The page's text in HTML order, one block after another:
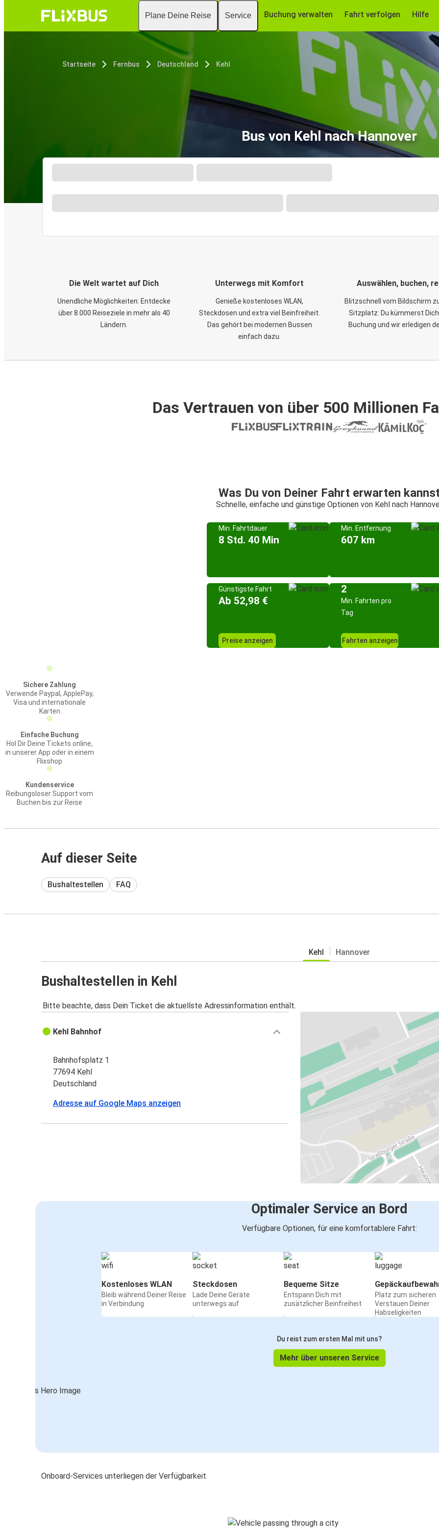
Plane Deine Reise Service Buchung verwalten Fahrt verfolgen Hilfe
Startseite Fernbus Deutschland Kehl
Bus von Kehl nach Hannover
Die Welt wartet auf Dich
Unendliche Möglichkeiten: Entdecke
über 8.000 Reiseziele in mehr als 40
Ländern.
Unterwegs mit Komfort
Genieße kostenloses WLAN,
Steckdosen und extra viel Beinfreiheit.
Das gehört bei modernen Bussen
einfach dazu.
Auswählen, buchen,
Blitzschnell vom Bildschirm
Sitzplatz: Du kümmerst
Buchung und wir erledigen
Das Vertrauen von über 500 Millionen
Was Du von Deiner Fahrt erwarten
Schnelle, einfache und günstige Optionen von Kehl nach
Min. Fahrtdauer
8 Std. 40 Min
Min. Entfernung
607 km
Günstigste Fahrt
Ab 52,98 €
Preise anzeigen
2
Min. Fahrten pro
Tag
Fahrten anzeigen
Sichere Zahlung
Verwende Paypal, ApplePay,
Visa und internationale
Karten
Einfache Buchung
Hol Dir Deine Tickets online,
in unserer App oder in einem
Flixshop
Kundenservice
Reibungsloser Support vom
Buchen bis zur Reise
Auf dieser Seite
Bushaltestellen FAQ
Kehl Hannover
Bushaltestellen in Kehl
Bitte beachte, dass Dein Ticket die aktuellste Adressinformation enthält.
Kehl Bahnhof
Bahnhofsplatz 1
77694 Kehl
Deutschland
Adresse auf Google Maps anzeigen
Optimaler Service an Bord
Verfügbare Optionen, für eine komfortablere Fahrt:
Kostenloses WLAN
Bleib während Deiner Reise
in Verbindung
Steckdosen
Lade Deine Geräte
unterwegs auf
Bequeme Sitze
Entspann Dich mit
zusätzlicher Beinfreiheit
Platz zum sicheren
Verstauen Deiner
Habseligkeiten
Du reist zum ersten Mal mit uns?
Mehr über unseren Service
Onboard-Services unterliegen der Verfügbarkeit